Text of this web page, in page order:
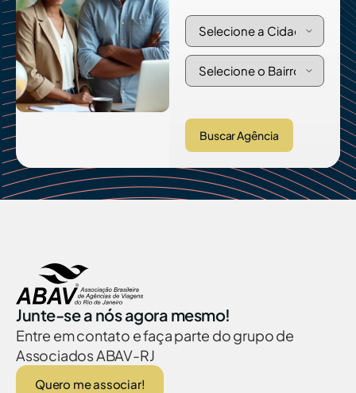
Buscar Agência
Junte-se a nós agora mesmo!
Entre em contato e faça parte do grupo de
Associados ABAV-RJ
Quero me associar!